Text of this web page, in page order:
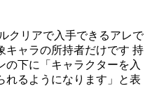
クリアで入手できるアレで
キャラの所持者だけです 持
の下に「キャラクターを入
れるようになります」と表